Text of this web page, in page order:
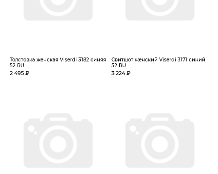
Толстовка женская Viserdi 3182 синяя
52 RU
2 495 ₽
Свитшот женский Viserdi 3171 синий
52 RU
3 224 ₽